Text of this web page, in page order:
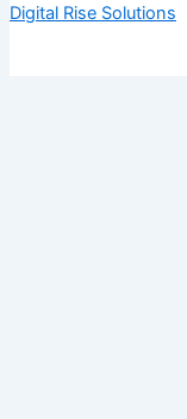
Digital Rise Solutions